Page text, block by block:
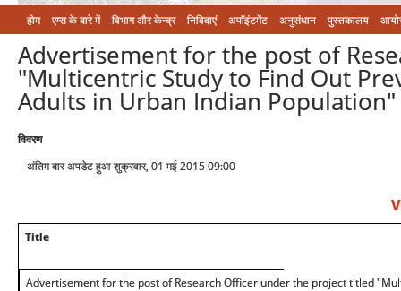
होम एम्‍स के बारे में विभाग और केन्‍द्र निविदाएं अपॉइंटमेंट अनुसंधान पुस्तकालय
Advertisement for the post of
"Multicentric Study to Find Out
Adults in Urban Indian Population"
विवरण
अंतिम बार अपडेट हुआ शुक्रवार, 01 मई 2015 09:00
Title
Advertisement for the post of Research Officer under the project titled